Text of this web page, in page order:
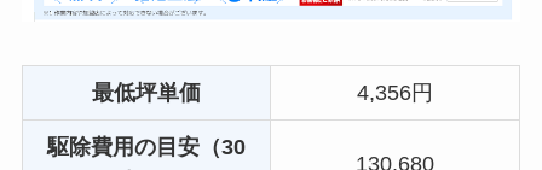
最低坪単価 4,356円
駆除費用の目安（30
130,680